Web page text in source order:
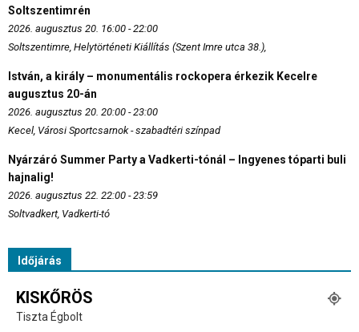
Soltszentimrén
2026. augusztus 20. 16:00 - 22:00
Soltszentimre, Helytörténeti Kiállítás (Szent Imre utca 38.),
István, a király – monumentális rockopera érkezik Kecelre
augusztus 20-án
2026. augusztus 20. 20:00 - 23:00
Kecel, Városi Sportcsarnok - szabadtéri színpad
Nyárzáró Summer Party a Vadkerti-tónál – Ingyenes tóparti buli
hajnalig!
2026. augusztus 22. 22:00 - 23:59
Soltvadkert, Vadkerti-tó
Időjárás
KISKŐRÖS
Tiszta Égbolt